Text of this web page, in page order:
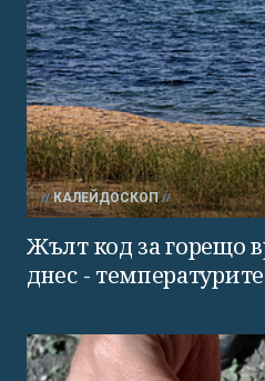
КАЛЕЙДОСКОП
Жълт код за горещо
днес - температурите